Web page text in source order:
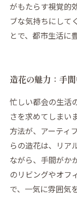
がもたらす視覚的
ブな気持ちにして
とで、都市生活に
造花の魅力：手
忙しい都会の生活
さを求めてしまい
方法が、アーティ
らの造花は、リア
ながら、手間がか
のリビングやオフ
で、一気に雰囲気